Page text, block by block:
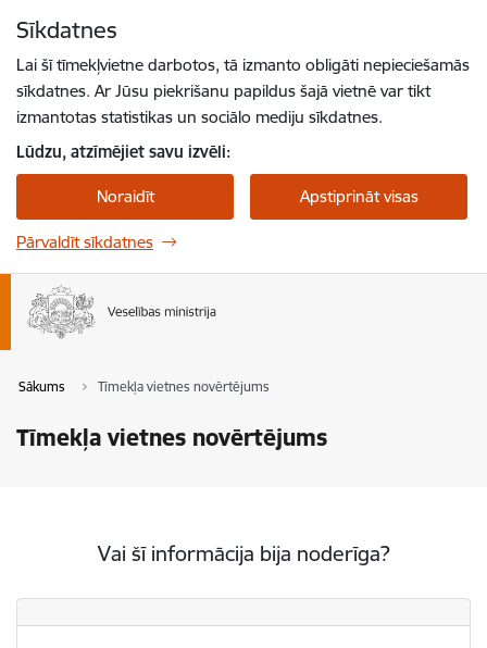
Sīkdatnes
Lai šī tīmekļvietne darbotos, tā izmanto obligāti nepieciešamās
sīkdatnes. Ar Jūsu piekrišanu papildus šajā vietnē var tikt
izmantotas statistikas un sociālo mediju sīkdatnes.
Lūdzu, atzīmējiet savu izvēli:
Noraidīt Apstiprināt visas
Pārvaldīt sīkdatnes
Sākums Tīmekļa vietnes novērtējums
Tīmekļa vietnes novērtējums
Vai šī informācija bija noderīga?
Vai šī informācija bija noderīga?